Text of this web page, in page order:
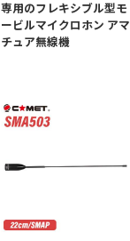
専用のフレキシブル型モ
ービルマイクロホン アマ
チュア無線機